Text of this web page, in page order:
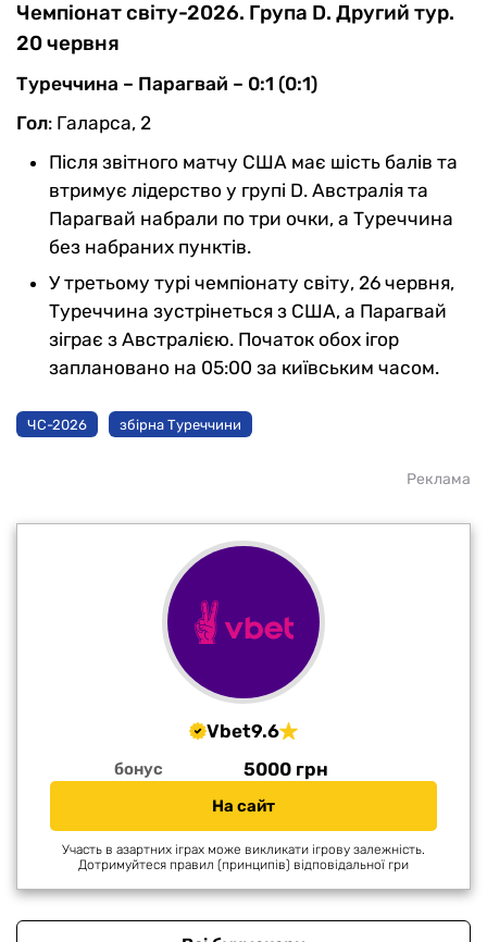
Чемпіонат світу-2026. Група D. Другий тур.
20 червня
Туреччина – Парагвай – 0:1 (0:1)
Гол: Галарса, 2
Після звітного матчу США має шість балів та
втримує лідерство у групі D. Австралія та
Парагвай набрали по три очки, а Туреччина
без набраних пунктів.
У третьому турі чемпіонату світу, 26 червня,
Туреччина зустрінеться з США, а Парагвай
зіграє з Австралією. Початок обох ігор
заплановано на 05:00 за київським часом.
ЧС-2026 збірна Туреччини
Реклама
Vbet9.6
бонус 5000 грн
На сайт
Участь в азартних іграх може викликати ігрову залежність.
Дотримуйтеся правил (принципів) відповідальної гри